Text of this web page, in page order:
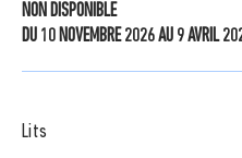
NON DISPONIBLE
DU 10 NOVEMBRE 2026 AU 9 AVRIL
Lits